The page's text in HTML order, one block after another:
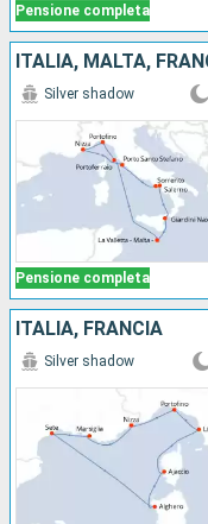
Pensione completa
ITALIA, MALTA,
Pensione completa
Silver shadow
ITALIA, FRANCIA
Silver shadow